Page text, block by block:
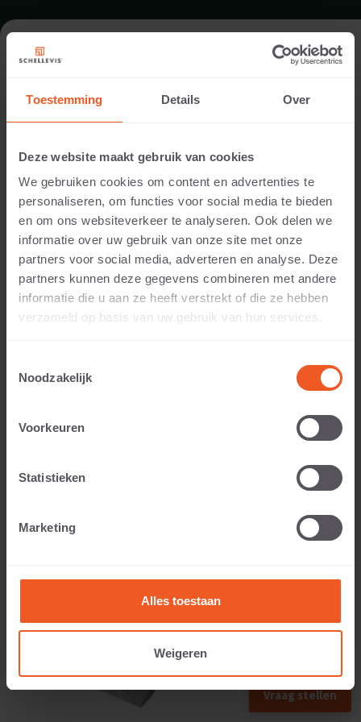
Toestemming Details Over
Deze website maakt gebruik van cookies
We gebruiken cookies om content en advertenties te
personaliseren, om functies voor social media te bieden
en om ons websiteverkeer te analyseren. Ook delen we
informatie over uw gebruik van onze site met onze
partners voor social media, adverteren en analyse. Deze
partners kunnen deze gegevens combineren met andere
informatie die u aan ze heeft verstrekt of die ze hebben
verzameld op basis van uw gebruik van hun services.
Noodzakelijk
Voorkeuren
Statistieken
Marketing
Alles toestaan
Weigeren
FORMAAT - OPSLUITING 100X20
ASSORTIMENT OPSLUITINGEN
5 CM DIKTE
Vraag stellen